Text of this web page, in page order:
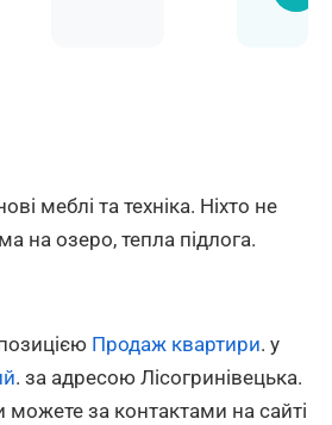
меблі та техніка. Ніхто не
на озеро, тепла підлога.
Продаж квартири. у
. за адресою Лісогринівецька.
можете за контактами на сайті